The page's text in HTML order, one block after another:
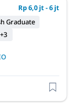
Rp 6,0 jt - 6 jt
Graduate
+3